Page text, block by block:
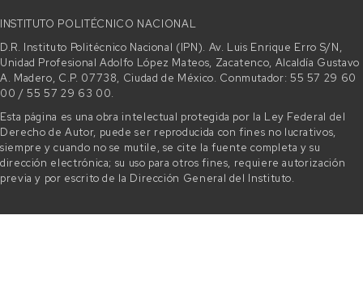
INSTITUTO POLITÉCNICO NACIONAL
D.R. Instituto Politécnico Nacional (IPN). Av. Luis Enrique Erro S/N,
Unidad Profesional Adolfo López Mateos, Zacatenco, Alcaldía Gustavo
A. Madero, C.P. 07738, Ciudad de México. Conmutador: 55 57 29 60
00 / 55 57 29 63 00.
Esta página es una obra intelectual protegida por la Ley Federal del
Derecho de Autor, puede ser reproducida con fines no lucrativos,
siempre y cuando no se mutile, se cite la fuente completa y su
dirección electrónica; su uso para otros fines, requiere autorización
previa y por escrito de la Dirección General del Instituto.